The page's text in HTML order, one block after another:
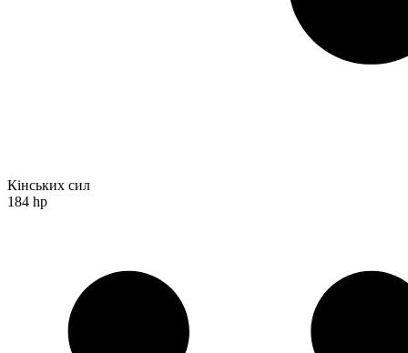
Кінських сил
184 hp